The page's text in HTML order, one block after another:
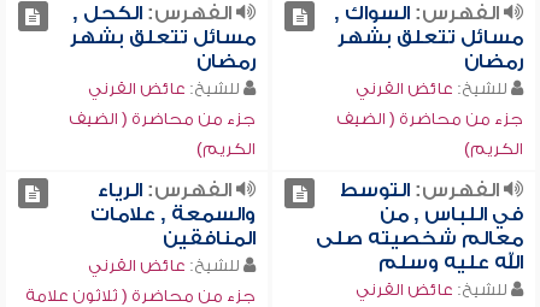
الفهرس:السواك ,
مسائل تتعلق بشهر
رمضان
للشيخ: عائض القرني
جزء من محاضرة ( الضيف
الكريم)
الفهرس:الكحل ,
مسائل تتعلق بشهر
رمضان
للشيخ: عائض القرني
جزء من محاضرة ( الضيف
الكريم)
الفهرس:التوسط
في اللباس , من
معالم شخصيته صلى
الله عليه وسلم
للشيخ: عائض القرني
الفهرس:الرياء
والسمعة , علامات
المنافقين
للشيخ: عائض القرني
جزء من محاضرة ( ثلاثون علامة